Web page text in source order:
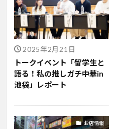
2025年2月21日
トークイベント「留学生と
語る！私の推しガチ中華in
池袋」レポート
お店情報